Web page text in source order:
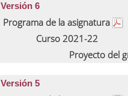
Versión 6
Programa de la asignatura
Curso 2021-22
Proyecto del
Versión 5